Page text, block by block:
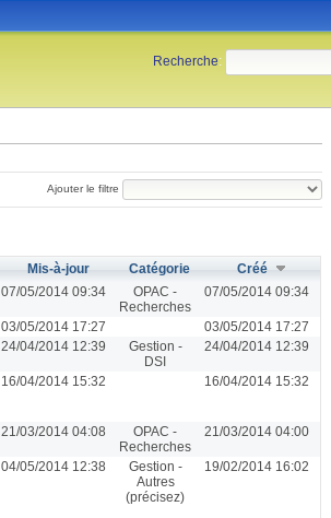
Recherche:
Ajouter le filtre
Mis-à-jour Catégorie
Créé
07/05/2014 09:34
OPAC -
Recherches
07/05/2014 09:34
03/05/2014 17:27
03/05/2014 17:27
24/04/2014 12:39
Gestion -
DSI
24/04/2014 12:39
16/04/2014 15:32 16/04/2014 15:32
21/03/2014 04:08
OPAC -
Recherches
21/03/2014 04:00
04/05/2014 12:38
Gestion -
Autres
(précisez)
19/02/2014 16:02